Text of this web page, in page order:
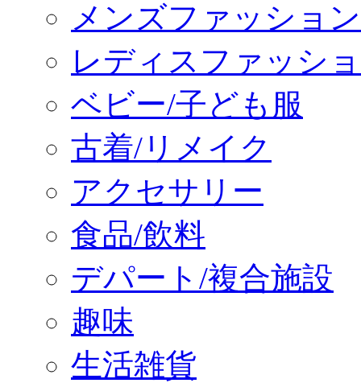
メンズファッション
レディスファッシ
ベビー/子ども服
古着/リメイク
アクセサリー
食品/飲料
デパート/複合施設
趣味
生活雑貨